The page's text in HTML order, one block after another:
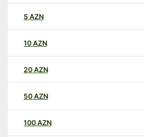
5 AZN
10AZN
20AZN
50AZN
100AZN